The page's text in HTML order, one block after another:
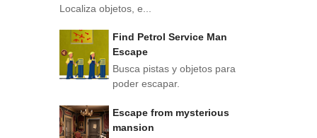
Localiza objetos, e...
Find Petrol Service Man
Escape
Busca pistas y objetos para
poder escapar.
Escape from mysterious
mansion